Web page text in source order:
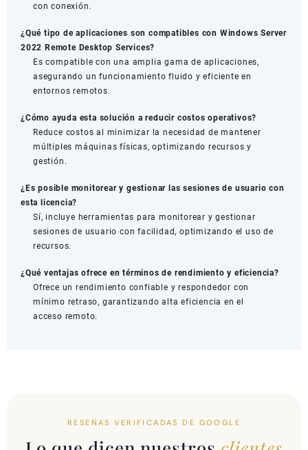
con conexión.
¿Qué tipo de aplicaciones son compatibles con Windows Server
2022 Remote Desktop Services?
Es compatible con una amplia gama de aplicaciones,
asegurando un funcionamiento fluido y eficiente en
entornos remotos.
¿Cómo ayuda esta solución a reducir costos operativos?
Reduce costos al minimizar la necesidad de mantener
múltiples máquinas físicas, optimizando recursos y
gestión.
¿Es posible monitorear y gestionar las sesiones de usuario con
esta licencia?
Sí, incluye herramientas para monitorear y gestionar
sesiones de usuario con facilidad, optimizando el uso de
recursos.
¿Qué ventajas ofrece en términos de rendimiento y eficiencia?
Ofrece un rendimiento confiable y respondedor con
mínimo retraso, garantizando alta eficiencia en el
acceso remoto.
RESEÑAS VERIFICADAS DE GOOGLE